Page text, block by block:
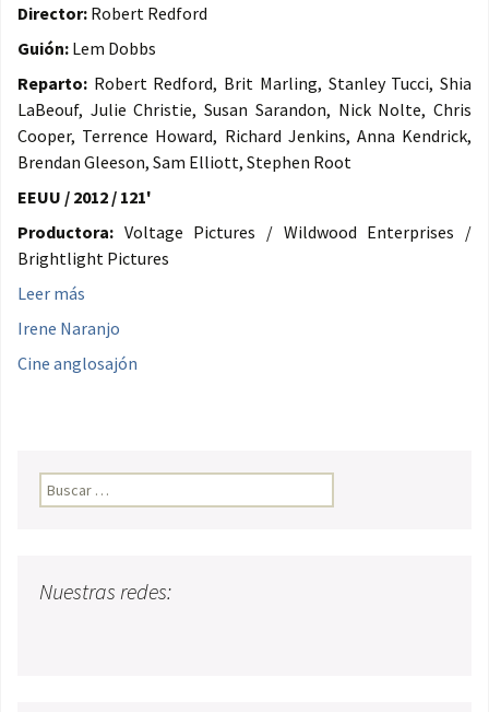
Director: Robert Redford
Guión: Lem Dobbs
Reparto: Robert Redford, Brit Marling, Stanley Tucci, Shia
LaBeouf, Julie Christie, Susan Sarandon, Nick Nolte, Chris
Cooper, Terrence Howard, Richard Jenkins, Anna Kendrick,
Brendan Gleeson, Sam Elliott, Stephen Root
EEUU / 2012 / 121'
Productora: Voltage Pictures / Wildwood Enterprises /
Brightlight Pictures
Leer más
Irene Naranjo
Cine anglosajón
Buscar:
Nuestras redes: